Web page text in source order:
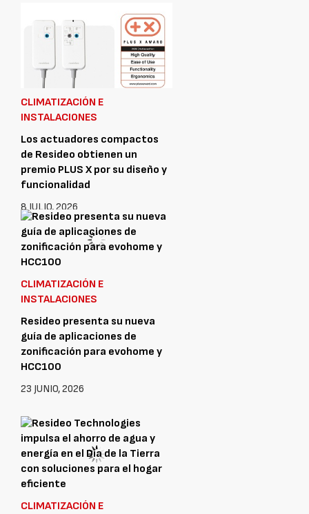
CLIMATIZACIÓN E
INSTALACIONES
Los actuadores compactos
de Resideo obtienen un
premio PLUS X por su diseño y
funcionalidad
8 JULIO, 2026
CLIMATIZACIÓN E
INSTALACIONES
Resideo presenta su nueva
guía de aplicaciones de
zonificación para evohome y
HCC100
23 JUNIO, 2026
CLIMATIZACIÓN E